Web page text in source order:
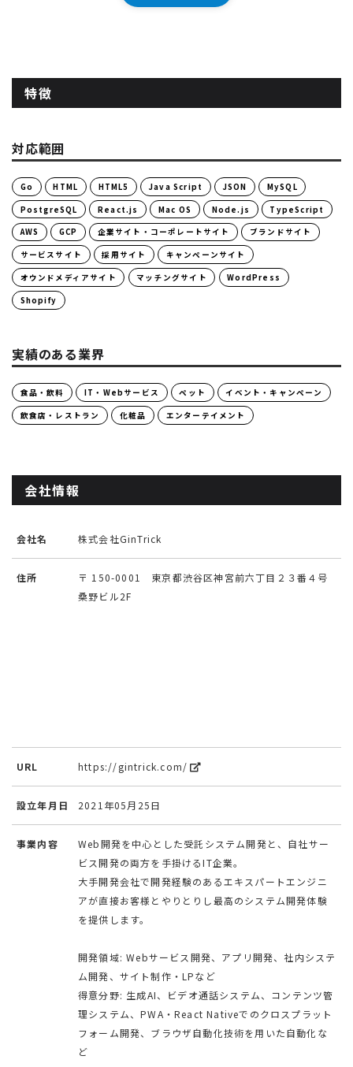
特徴
対応範囲
Go HTML HTML5 Java Script JSON MySQL
PostgreSQL React.js Mac OS Node.js TypeScript
AWS GCP 企業サイト・コーポレートサイト ブランドサイト
サービスサイト 採用サイト キャンペーンサイト
オウンドメディアサイト マッチングサイト WordPress
Shopify
実績のある業界
食品・飲料 IT・Webサービス ペット イベント・キャンペーン
飲食店・レストラン 化粧品 エンターテイメント
会社情報
会社名 株式会社GinTrick
住所
〒 150-0001 東京都渋谷区神宮前六丁目２３番４号
桑野ビル2F
URL https://gintrick.com/
設立年月日 2021年05月25日
事業内容
Web開発を中心とした受託システム開発と、自社サー
ビス開発の両方を手掛けるIT企業。
大手開発会社で開発経験のあるエキスパートエンジニ
アが直接お客様とやりとりし最高のシステム開発体験
を提供します。
開発領域: Webサービス開発、アプリ開発、社内システ
ム開発、サイト制作・LPなど
得意分野: 生成AI、ビデオ通話システム、コンテンツ管
理システム、PWA・React Nativeでのクロスプラット
フォーム開発、ブラウザ自動化技術を用いた自動化な
ど